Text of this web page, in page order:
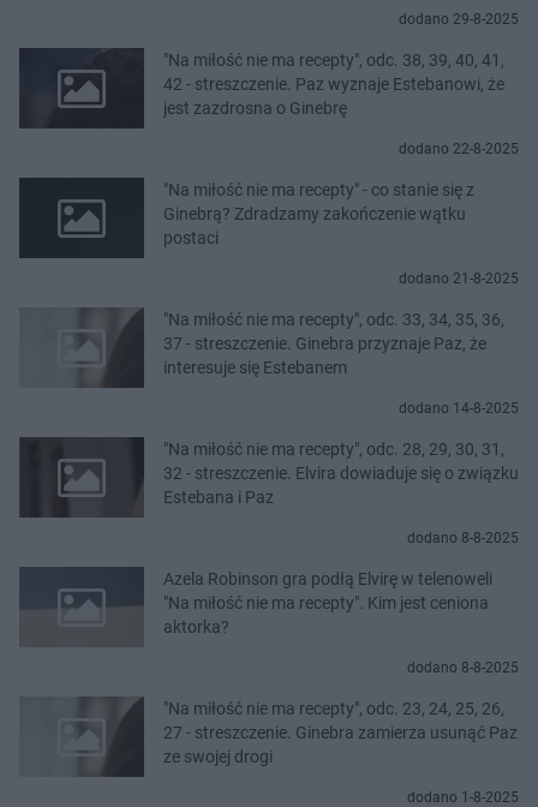
dodano 29-8-2025
"Na miłość nie ma recepty", odc. 38, 39, 40, 41,
42 - streszczenie. Paz wyznaje Estebanowi, że
jest zazdrosna o Ginebrę
dodano 22-8-2025
"Na miłość nie ma recepty" - co stanie się z
Ginebrą? Zdradzamy zakończenie wątku
postaci
dodano 21-8-2025
"Na miłość nie ma recepty", odc. 33, 34, 35, 36,
37 - streszczenie. Ginebra przyznaje Paz, że
interesuje się Estebanem
dodano 14-8-2025
"Na miłość nie ma recepty", odc. 28, 29, 30, 31,
32 - streszczenie. Elvira dowiaduje się o związku
Estebana i Paz
dodano 8-8-2025
Azela Robinson gra podłą Elvirę w telenoweli
"Na miłość nie ma recepty". Kim jest ceniona
aktorka?
dodano 8-8-2025
"Na miłość nie ma recepty", odc. 23, 24, 25, 26,
27 - streszczenie. Ginebra zamierza usunąć Paz
ze swojej drogi
dodano 1-8-2025